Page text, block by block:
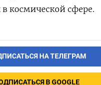
космической сфере.
НА ТЕЛЕГРАМ
В GOOGLE